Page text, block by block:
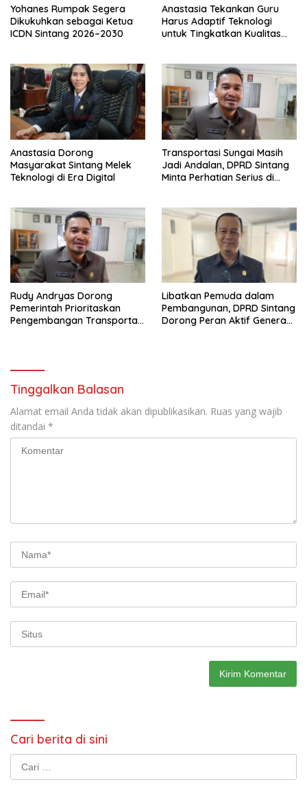
Yohanes Rumpak Segera
Dikukuhkan sebagai Ketua
ICDN Sintang 2026–2030
Anastasia Tekankan Guru
Harus Adaptif Teknologi
untuk Tingkatkan Kualitas
Anastasia Dorong
Masyarakat Sintang Melek
Teknologi di Era Digital
Transportasi Sungai Masih
Jadi Andalan, DPRD Sintang
Minta Perhatian Serius di
Rudy Andryas Dorong
Pemerintah Prioritaskan
Pengembangan Transportasi
Libatkan Pemuda dalam
Pembangunan, DPRD Sintang
Dorong Peran Aktif Generasi
Tinggalkan Balasan
Alamat email Anda tidak akan dipublikasikan. Ruas yang wajib
ditandai *
Cari berita di sini
Cari
untuk: